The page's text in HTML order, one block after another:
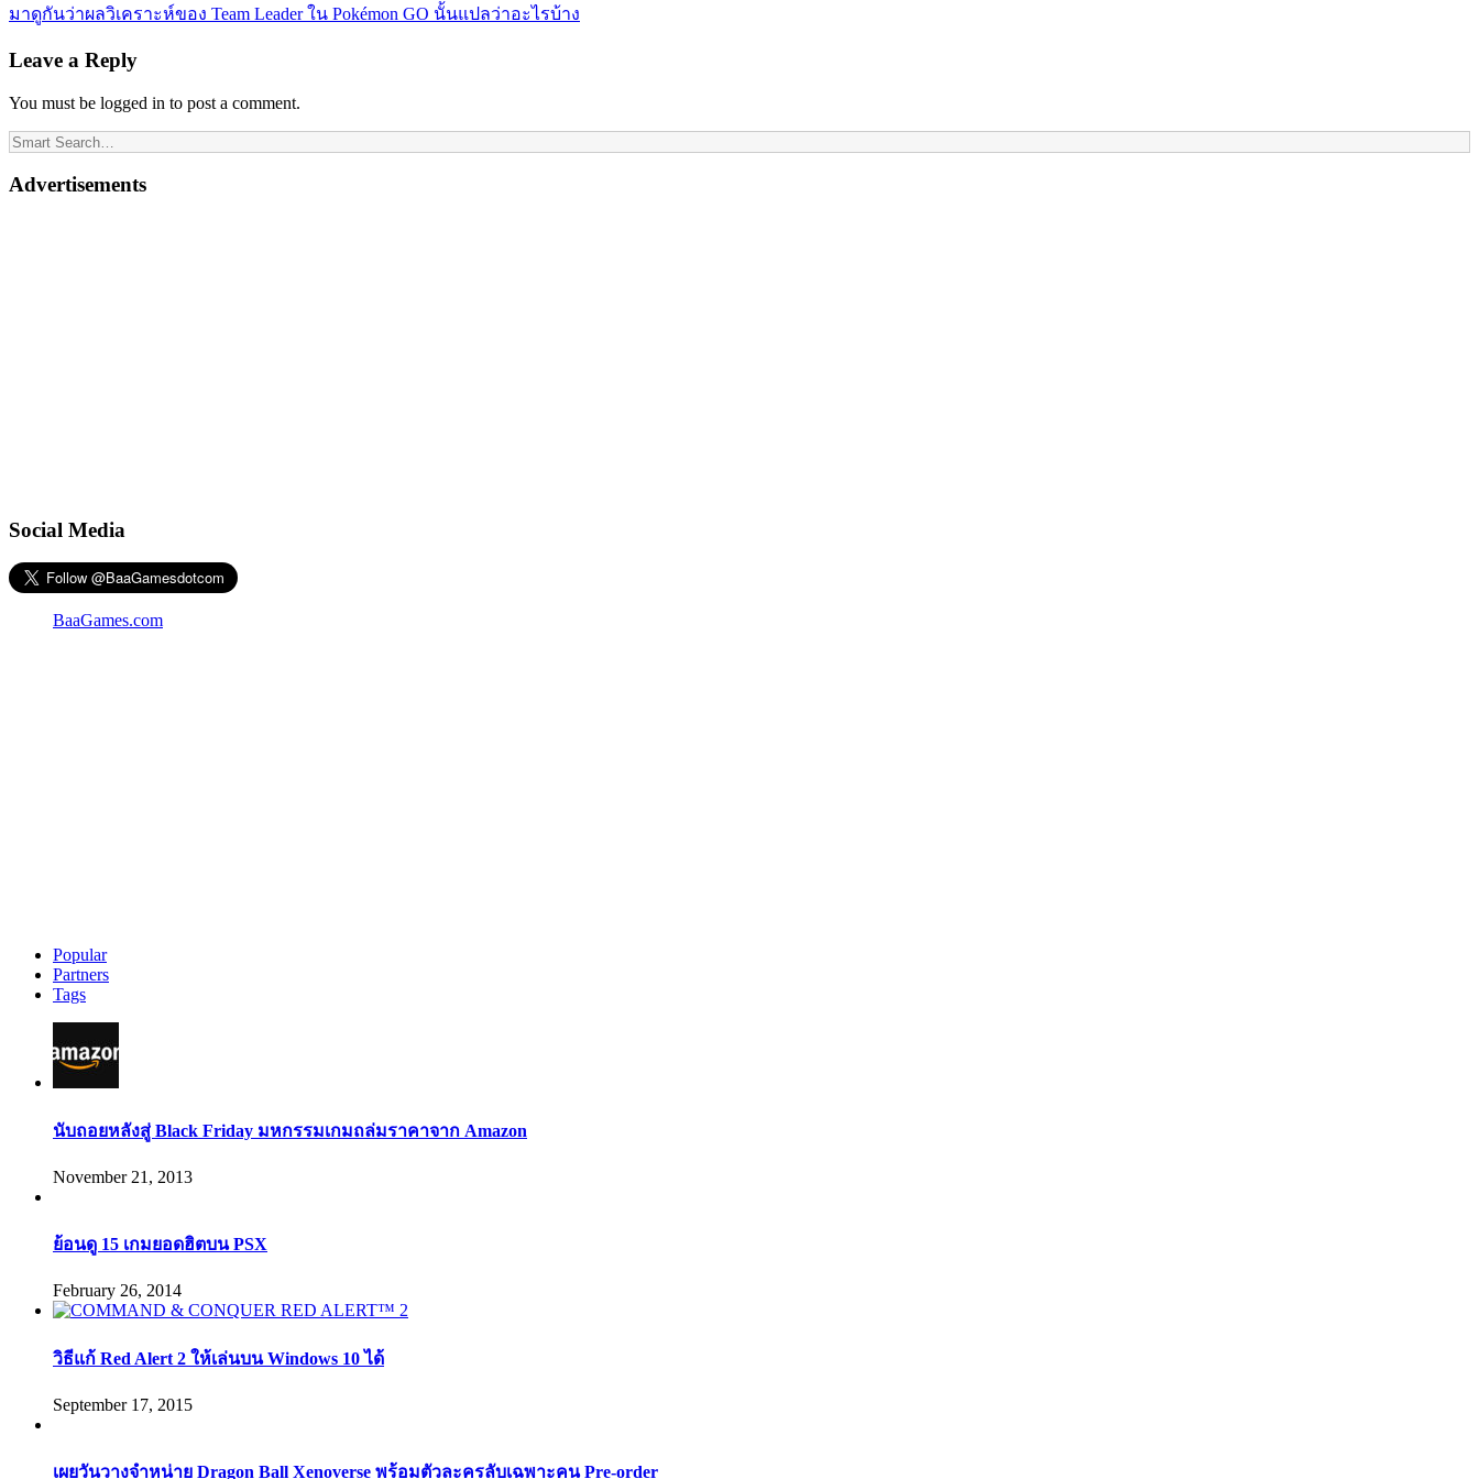
มาดูกันว่าผลวิเคราะห์ของ Team Leader ใน Pokémon GO นั้นแปลว่าอะไรบ้าง
Leave a Reply
You must be logged in to post a comment.
Advertisements
Social Media
BaaGames.com
Popular
Partners
Tags
นับถอยหลังสู่ Black Friday มหกรรมเกมถล่มราคาจาก Amazon
November 21, 2013
ย้อนดู 15 เกมยอดฮิตบน PSX
February 26, 2014
วิธีแก้ Red Alert 2 ให้เล่นบน Windows 10 ได้
September 17, 2015
เผยวันวางจำหน่าย Dragon Ball Xenoverse พร้อมตัวละครลับเฉพาะคน Pre-order